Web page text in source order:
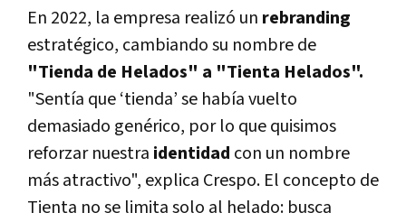
En 2022, la empresa realizó un rebranding
estratégico, cambiando su nombre de
"Tienda de Helados" a "Tienta Helados".
"Sentía que ‘tienda’ se había vuelto
demasiado genérico, por lo que quisimos
reforzar nuestra identidad con un nombre
más atractivo", explica Crespo. El concepto de
Tienta no se limita solo al helado: busca